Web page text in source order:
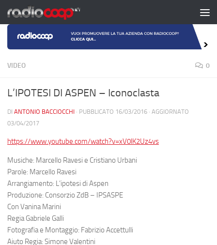
Salta al contenuto
VIDEO 0
L’IPOTESI DI ASPEN – Iconoclasta
DI ANTONIO BACCIOCCHI · PUBBLICATO 16/03/2016 · AGGIORNATO
03/04/2017
https://www.youtube.com/watch?v=xV0lK2Uz4vs
Musiche: Marcello Ravesi e Cristiano Urbani
Parole: Marcello Ravesi
Arrangiamento: L’ipotesi di Aspen
Produzione: Consorzio ZdB – IPSASPE
Con Vanina Marini
Regia Gabriele Galli
Fotografia e Montaggio: Fabrizio Accettulli
Aiuto Regia: Simone Valentini